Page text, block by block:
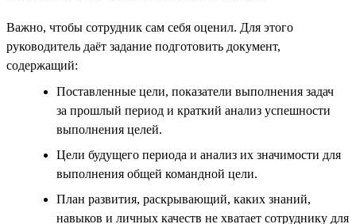
Важно, чтобы сотрудник сам себя оценил. Для этого
руководитель даёт задание подготовить документ,
содержащий:
Поставленные цели, показатели выполнения задач
за прошлый период и краткий анализ успешности
выполнения целей.
Цели будущего периода и анализ их значимости для
выполнения общей командной цели.
План развития, раскрывающий, каких знаний,
навыков и личных качеств не хватает сотруднику для